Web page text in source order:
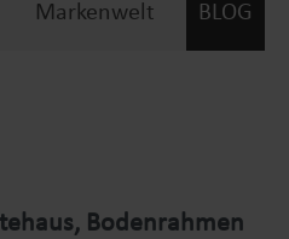
Markenwelt BLOG
Bodenrahmen